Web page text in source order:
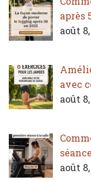
après
août
avec
août
août